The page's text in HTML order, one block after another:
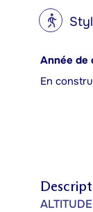
?
Année de
En